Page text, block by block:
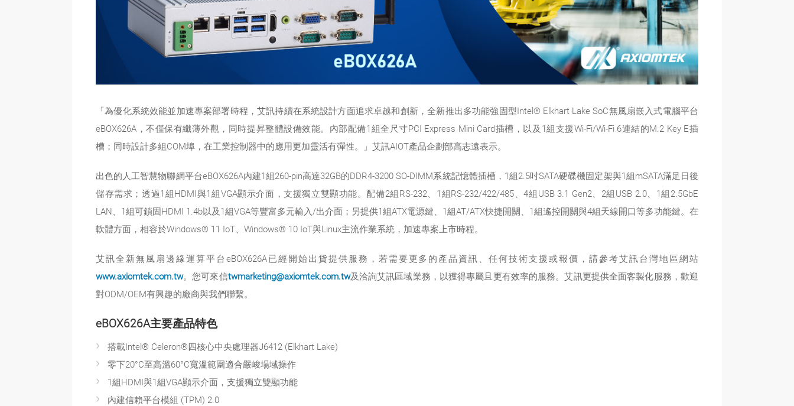
「為優化系統效能並加速專案部署時程，艾訊持續在系統設計方面追求卓越和創新，全新推出多功能強固型Intel® Elkhart Lake SoC無風扇嵌入式電腦平台
eBOX626A，不僅保有纖薄外觀，同時提昇整體設備效能。內部配備1組全尺寸PCI Express Mini Card插槽，以及1組支援Wi-Fi/Wi-Fi 6連結的M.2 Key E插
槽；同時設計多組COM埠，在工業控制器中的應用更加靈活有彈性。」艾訊AIOT產品企劃部高志遠表示。
出色的人工智慧物聯網平台eBOX626A內建1組260-pin高達32GB的DDR4-3200 SO-DIMM系統記憶體插槽，1組2.5吋SATA硬碟機固定架與1組mSATA滿足日後
儲存需求；透過1組HDMI與1組VGA顯示介面，支援獨立雙顯功能。配備2組RS-232、1組RS-232/422/485、4組USB 3.1 Gen2、2組USB 2.0、1組2.5GbE
LAN、1組可鎖固HDMI 1.4b以及1組VGA等豐富多元輸入/出介面；另提供1組ATX電源鍵、1組AT/ATX快捷開關、1組遙控開關與4組天線開口等多功能鍵。在
軟體方面，相容於Windows® 11 IoT、Windows® 10 IoT與Linux主流作業系統，加速專案上市時程。
艾訊全新無風扇邊緣運算平台eBOX626A已經開始出貨提供服務，若需要更多的產品資訊、任何技術支援或報價，請參考艾訊台灣地區網站
www.axiomtek.com.tw。您可來信twmarketing@axiomtek.com.tw及洽詢艾訊區域業務，以獲得專屬且更有效率的服務。艾訊更提供全面客製化服務，歡迎
對ODM/OEM有興趣的廠商與我們聯繫。
eBOX626A主要產品特色
搭載Intel® Celeron®四核心中央處理器J6412 (Elkhart Lake)
零下20°C至高溫60°C寬溫範圍適合嚴峻場域操作
1組HDMI與1組VGA顯示介面，支援獨立雙顯功能
內建信賴平台模組 (TPM) 2.0